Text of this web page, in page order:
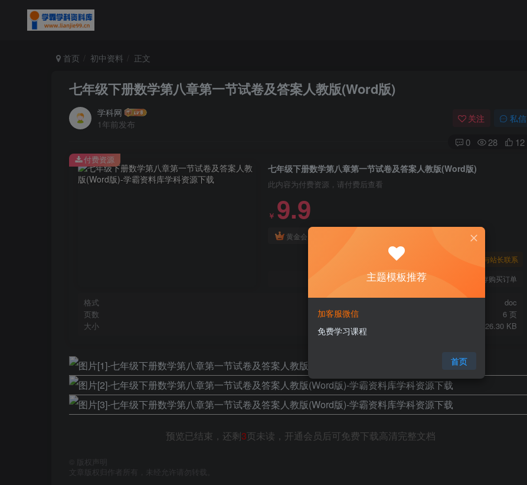
首页 初中资料 正文
七年级下册数学第八章第一节试卷及答案人教版(Word版)
学科网
1年前发布
关注 私信
0 28 12
七年级下册数学第八章第一节试卷及答案人教版(Word版)
此内容为付费资源，请付费后查看
￥ 9.9
黄金会员
暂时无法购买，请与站长联系
您当前未登录！建议登陆后购买，可保存购买订单
格式
doc
页数
6 页
大小
426.30 KB
付费资源
预览已结束，还剩3页未读，开通会员后可免费下载高清完整文档
版权声明
文章版权归作者所有，未经允许请勿转载。
主题模板推荐
加客服微信
免费学习课程
首页